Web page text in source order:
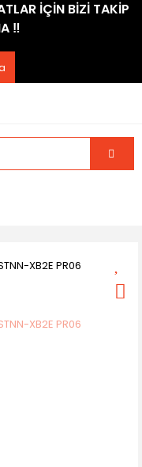
İÇİN BİZİ TAKİP
​‼️​